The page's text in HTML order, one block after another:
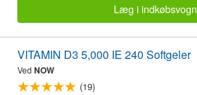
Læg i indkøbsvogn
VITAMIN D3 5,000 IE 240 Softgeler
Ved NOW
(19)